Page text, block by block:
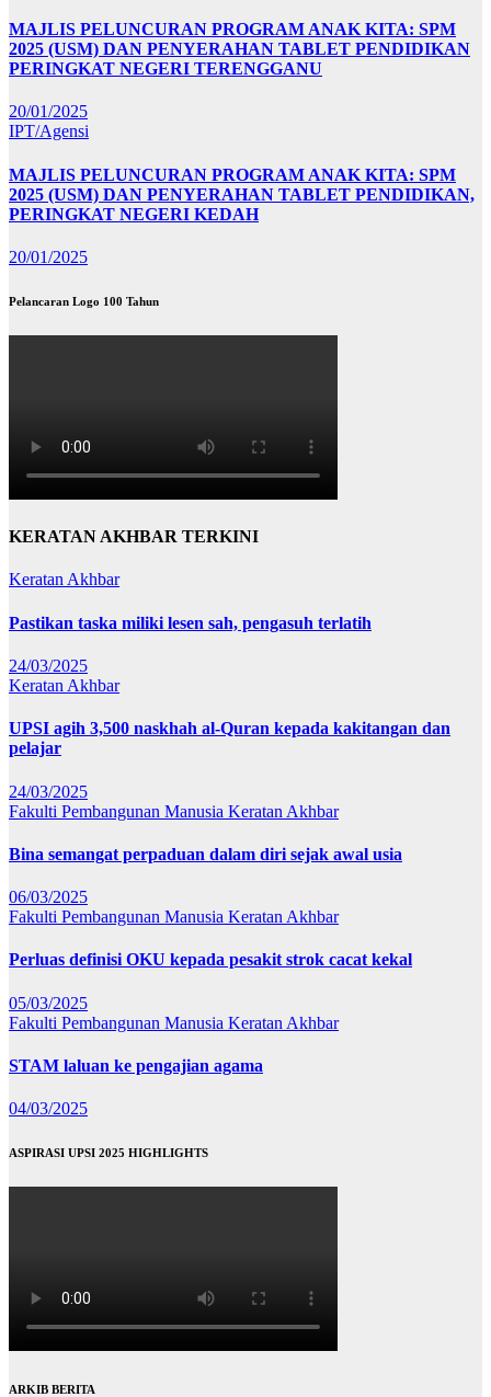
MAJLIS PELUNCURAN PROGRAM ANAK KITA: SPM
2025 (USM) DAN PENYERAHAN TABLET PENDIDIKAN
PERINGKAT NEGERI TERENGGANU
20/01/2025
IPT/Agensi
MAJLIS PELUNCURAN PROGRAM ANAK KITA: SPM
2025 (USM) DAN PENYERAHAN TABLET PENDIDIKAN,
PERINGKAT NEGERI KEDAH
20/01/2025
Pelancaran Logo 100 Tahun
KERATAN AKHBAR TERKINI
Keratan Akhbar
Pastikan taska miliki lesen sah, pengasuh terlatih
24/03/2025
Keratan Akhbar
UPSI agih 3,500 naskhah al-Quran kepada kakitangan dan
pelajar
24/03/2025
Fakulti Pembangunan Manusia Keratan Akhbar
Bina semangat perpaduan dalam diri sejak awal usia
06/03/2025
Fakulti Pembangunan Manusia Keratan Akhbar
Perluas definisi OKU kepada pesakit strok cacat kekal
05/03/2025
Fakulti Pembangunan Manusia Keratan Akhbar
STAM laluan ke pengajian agama
04/03/2025
ASPIRASI UPSI 2025 HIGHLIGHTS
ARKIB BERITA